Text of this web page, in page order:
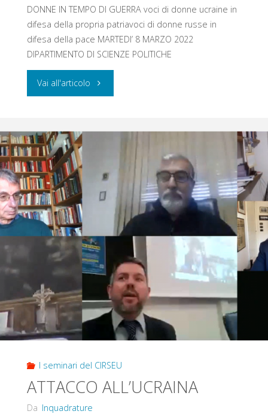
DONNE IN TEMPO DI GUERRA voci di donne ucraine in
difesa della propria patriavoci di donne russe in
difesa della pace MARTEDI’ 8 MARZO 2022
DIPARTIMENTO DI SCIENZE POLITICHE
Vai all'articolo "DONNE
TEMPO
GUERRA"
I seminari del CIRSEU
ATTACCO ALL’UCRAINA
Da Inquadrature